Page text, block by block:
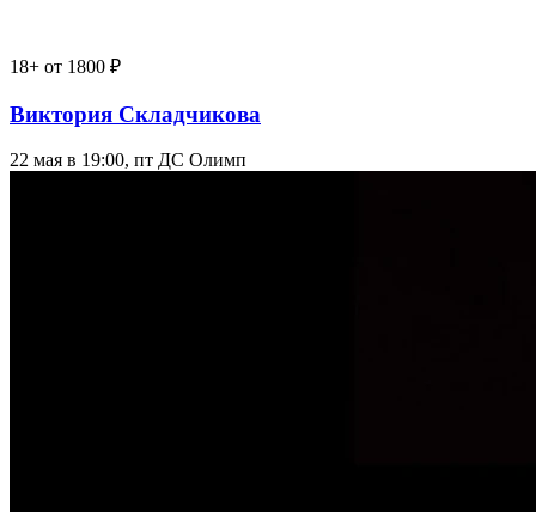
18+ от 1800 ₽
Виктория Складчикова
22 мая в 19:00, пт ДС Олимп